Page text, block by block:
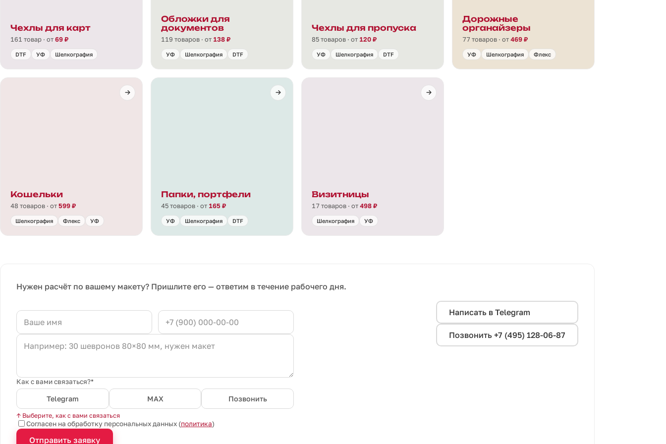
Чехлы для карт
161 товар · от69 ₽
DTF УФ Шелкография
Обложки для
документов
119 товаров · от 138 ₽
УФ Шелкография DTF
Чехлы для пропуска
85 товаров · от 120 ₽
УФ Шелкография DTF
Дорожные
органайзеры
77 товаров · от469 ₽
УФ Шелкография Флекс
Кошельки
48 товаров · от599 ₽
Шелкография Флекс УФ
Папки, портфели
45 товаров · от 165 ₽
УФ Шелкография DTF
Визитницы
17 товаров · от498 ₽
Шелкография УФ
Нужен расчёт по вашему макету? Пришлите его — ответим в течение рабочего дня.
Как с вами связаться?*
Telegram MAX Позвонить
↑ Выберите, как с вами связаться
Согласен на обработку персональных данных (политика)
Отправить заявку
Написать в Telegram
Позвонить +7 (495) 128-06-87